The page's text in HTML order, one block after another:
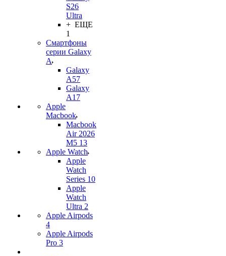
S26
Ultra
+ ЕЩЕ
1
Смартфоны
серии Galaxy
A
Galaxy
A57
Galaxy
A17
Apple
Macbook
Macbook
Air 2026
M5 13
Apple Watch
Apple
Watch
Series 10
Apple
Watch
Ultra 2
Apple Airpods
4
Apple Airpods
Pro 3